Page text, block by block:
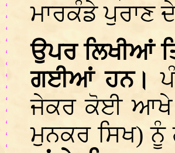
ਮਾਰਕੰਡੇ ਪੁਰਾਣ
ਉਪਰ ਲਿਖੀਆਂ
ਗਈਆਂ ਹਨ।
ਜੇਕਰ ਕੋਈ ਆਖੇ
ਮੁਨਕਰ ਸਿਖ) ਨੂੰ